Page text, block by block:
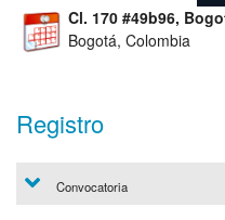
Cl. 170 #49b96,
Bogotá, Colombia
Registro
Convocatoria